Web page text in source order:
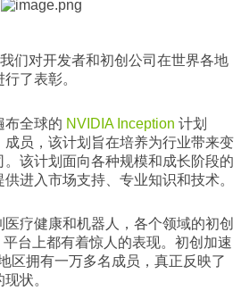
们对开发者和初创公司在世界各地
了表彰。
布全球的 NVIDIA Inception 计划
成员，该计划旨在培养为行业带来变
该计划面向各种规模和成长阶段的
进入市场支持、专业知识和技术。
疗健康和机器人，各个领域的初创
平台上都有着惊人的表现。初创加速
区拥有一万多名成员，真正反映了
状。